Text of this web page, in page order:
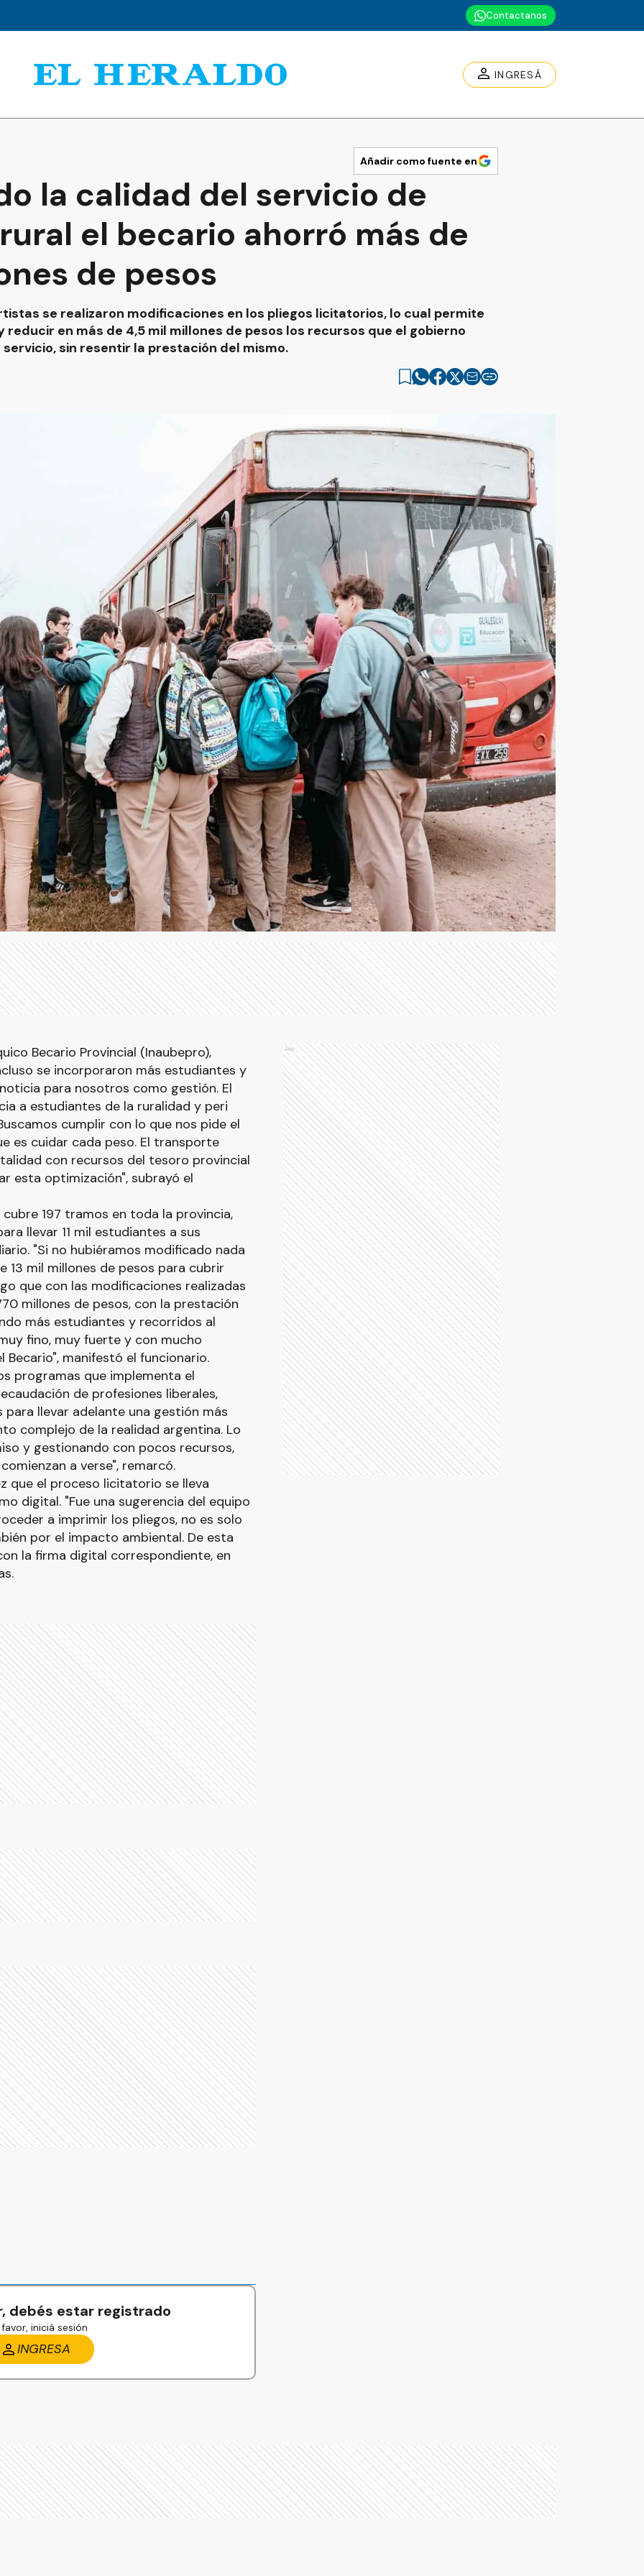
Contactanos
INGRESÁ
Añadir como fuente en
la calidad del servicio de
el becario ahorró más de
de pesos
se realizaron modificaciones en los pliegos licitatorios, lo cual permite
en más de 4,5 mil millones de pesos los recursos que el gobierno
sin resentir la prestación del mismo.
Becario Provincial (Inaubepro),
se incorporaron más estudiantes y
para nosotros como gestión. El
a estudiantes de la ruralidad y peri
cumplir con lo que nos pide el
es cuidar cada peso. El transporte
con recursos del tesoro provincial
esta optimización", subrayó el
197 tramos en toda la provincia,
llevar 11 mil estudiantes a sus
"Si no hubiéramos modificado nada
13 mil millones de pesos para cubrir
que con las modificaciones realizadas
millones de pesos, con la prestación
más estudiantes y recorridos al
fino, muy fuerte y con mucho
manifestó el funcionario.
programas que implementa el
de profesiones liberales,
llevar adelante una gestión más
complejo de la realidad argentina. Lo
y gestionando con pocos recursos,
a verse", remarcó.
que el proceso licitatorio se lleva
digital. "Fue una sugerencia del equipo
a imprimir los pliegos, no es solo
por el impacto ambiental. De esta
la firma digital correspondiente, en
debés estar registrado
iniciá sesión
INGRESA
Ads